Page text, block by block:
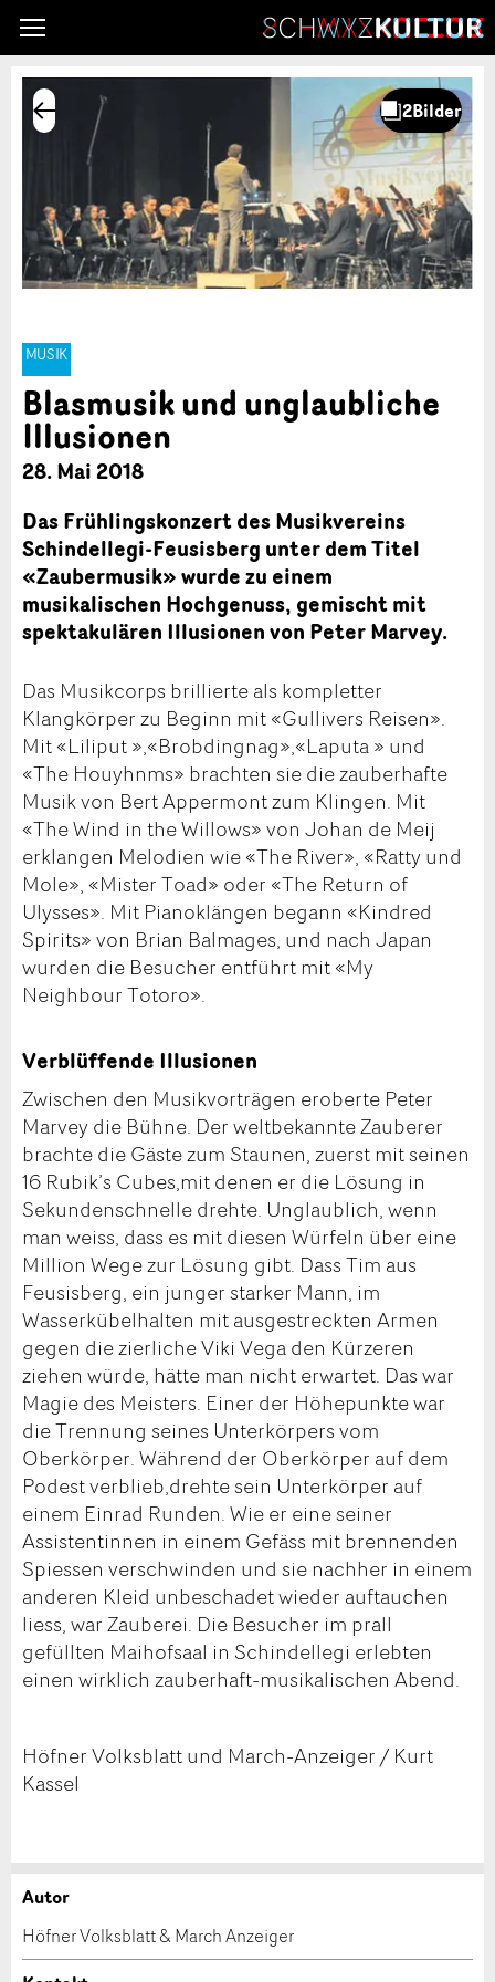
MUSIK
Blasmusik und unglaubliche
Illusionen
28. Mai 2018
Das Frühlingskonzert des Musikvereins
Schindellegi-Feusisberg unter dem Titel
«Zaubermusik» wurde zu einem
musikalischen Hochgenuss, gemischt mit
spektakulären Illusionen von Peter Marvey.
Das Musikcorps brillierte als kompletter
Klangkörper zu Beginn mit «Gullivers Reisen».
Mit «Liliput »,«Brobdingnag»,«Laputa » und
«The Houyhnms» brachten sie die zauberhafte
Musik von Bert Appermont zum Klingen. Mit
«The Wind in the Willows» von Johan de Meij
erklangen Melodien wie «The River», «Ratty und
Mole», «Mister Toad» oder «The Return of
Ulysses». Mit Pianoklängen begann «Kindred
Spirits» von Brian Balmages, und nach Japan
wurden die Besucher entführt mit «My
Neighbour Totoro».
Verblüffende Illusionen
Zwischen den Musikvorträgen eroberte Peter
Marvey die Bühne. Der weltbekannte Zauberer
brachte die Gäste zum Staunen, zuerst mit seinen
16 Rubik’s Cubes,mit denen er die Lösung in
Sekundenschnelle drehte. Unglaublich, wenn
man weiss, dass es mit diesen Würfeln über eine
Million Wege zur Lösung gibt. Dass Tim aus
Feusisberg, ein junger starker Mann, im
Wasserkübelhalten mit ausgestreckten Armen
gegen die zierliche Viki Vega den Kürzeren
ziehen würde, hätte man nicht erwartet. Das war
Magie des Meisters. Einer der Höhepunkte war
die Trennung seines Unterkörpers vom
Oberkörper. Während der Oberkörper auf dem
Podest verblieb,drehte sein Unterkörper auf
einem Einrad Runden. Wie er eine seiner
Assistentinnen in einem Gefäss mit brennenden
Spiessen verschwinden und sie nachher in einem
anderen Kleid unbeschadet wieder auftauchen
liess, war Zauberei. Die Besucher im prall
gefüllten Maihofsaal in Schindellegi erlebten
einen wirklich zauberhaft-musikalischen Abend.
Höfner Volksblatt und March-Anzeiger / Kurt
Kassel
Anzeige beanstanden
Anzeige weiterempfehlen
Autor
Höfner Volksblatt & March Anzeiger